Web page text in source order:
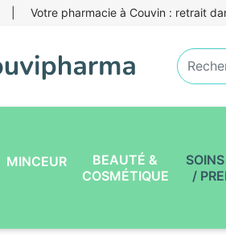
Votre pharmacie à Couvin : retrait
MINCEUR
BEAUTÉ &
COSMÉTIQUE
/